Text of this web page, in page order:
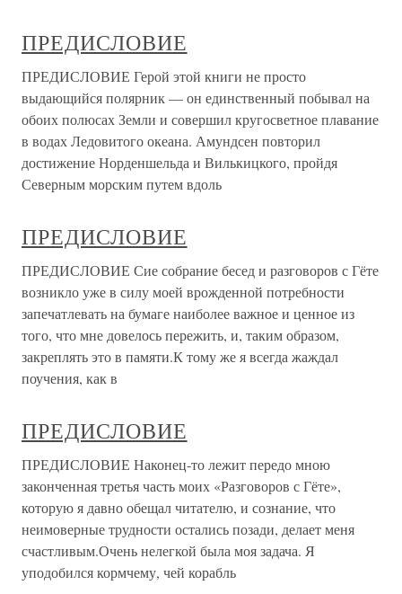
ПРЕДИСЛОВИЕ
ПРЕДИСЛОВИЕ Герой этой книги не просто
выдающийся полярник — он единственный побывал на
обоих полюсах Земли и совершил кругосветное плавание
в водах Ледовитого океана. Амундсен повторил
достижение Норденшельда и Вилькицкого, пройдя
Северным морским путем вдоль
ПРЕДИСЛОВИЕ
ПРЕДИСЛОВИЕ Сие собрание бесед и разговоров с Гёте
возникло уже в силу моей врожденной потребности
запечатлевать на бумаге наиболее важное и ценное из
того, что мне довелось пережить, и, таким образом,
закреплять это в памяти.К тому же я всегда жаждал
поучения, как в
ПРЕДИСЛОВИЕ
ПРЕДИСЛОВИЕ Наконец-то лежит передо мною
законченная третья часть моих «Разговоров с Гёте»,
которую я давно обещал читателю, и сознание, что
неимоверные трудности остались позади, делает меня
счастливым.Очень нелегкой была моя задача. Я
уподобился кормчему, чей корабль